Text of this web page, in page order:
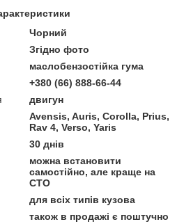
Чорний
Згідно фото
маслобензостійка гума
+380 (66) 888-66-44
двигун
Avensis, Auris, Corolla, Prius,
Rav 4, Verso, Yaris
30 днів
можна встановити
самостійно, але краще на
СТО
для всіх типів кузова
також в продажі є поштучно